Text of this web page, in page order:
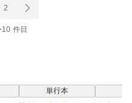
2
件目
単行本